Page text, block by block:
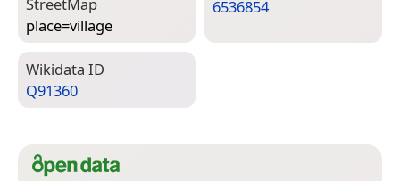
place=­village
6536854
Wiki­data ID
Q91360